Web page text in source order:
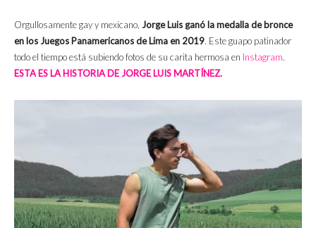
Orgullosamente gay y mexicano, Jorge Luis ganó la medalla de bronce
en los Juegos Panamericanos de Lima en 2019. Este guapo patinador
todo el tiempo está subiendo fotos de su carita hermosa en Instagram.
ESTA ES LA HISTORIA DE JORGE LUIS MARTÍNEZ.